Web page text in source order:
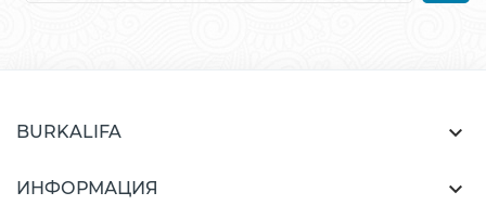
BURKALIFA 
ИНФОРМАЦИЯ 